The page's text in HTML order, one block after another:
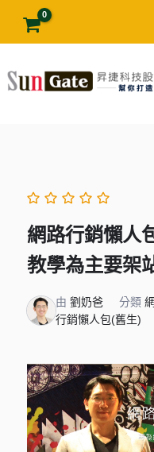
要
網路行銷懶人
教學為主要架
由 劉奶爸 分類
行銷懶人包(舊生)